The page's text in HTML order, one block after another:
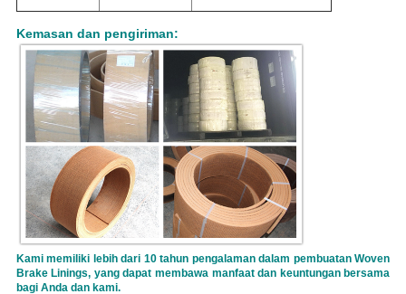
Kemasan dan pengiriman:
Kami memiliki lebih dari 10 tahun pengalaman dalam pembuatan Woven
Brake Linings, yang dapat membawa manfaat dan keuntungan bersama
bagi Anda dan kami.